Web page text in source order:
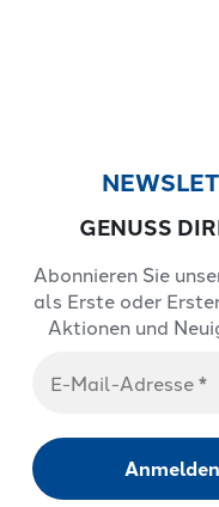
GENUSS
Abonnieren Sie
als Erste oder
Aktionen und